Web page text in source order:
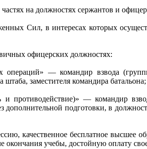
на должностях сержантов и
Сил, в интересах которых
офицерских должностях:
операций» — командир взвода
заместителя командира батальона;
противодействие)» — командир
дополнительной подготовки, в
качественное бесплатное высшее
окончания учебы, достойную оплату